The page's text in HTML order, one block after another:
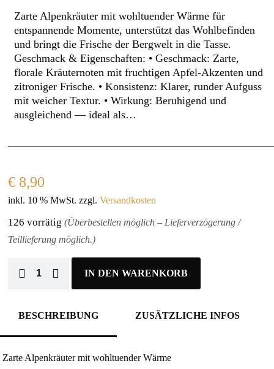
Zarte Alpenkräuter mit wohltuender Wärme für
entspannende Momente, unterstützt das Wohlbefinden
und bringt die Frische der Bergwelt in die Tasse.
Geschmack & Eigenschaften: • Geschmack: Zarte,
florale Kräuternoten mit fruchtigen Apfel‑Akzenten und
zitroniger Frische. • Konsistenz: Klarer, runder Aufguss
mit weicher Textur. • Wirkung: Beruhigend und
ausgleichend — ideal als…
€ 8,90
inkl. 10 % MwSt. zzgl.Versandkosten
126 vorrätig(Überbestellen möglich – Lieferverzögerung /
Teillieferung möglich.)
IN DEN WARENKORB
BESCHREIBUNG ZUSÄTZLICHE INFOS
Zarte Alpenkräuter mit wohltuender Wärme